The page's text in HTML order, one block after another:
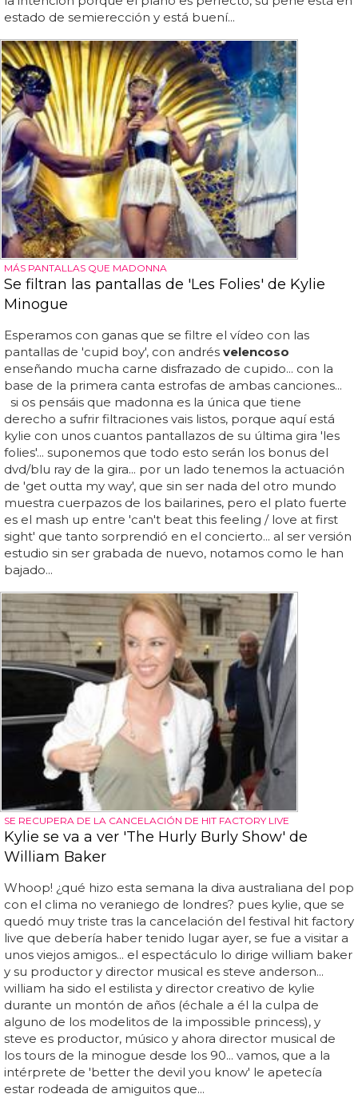
estado de semierección y está buení...
MÁS PANTALLAS QUE MADONNA
Se filtran las pantallas de 'Les Folies' de Kylie
Minogue
Esperamos con ganas que se filtre el vídeo con las
pantallas de 'cupid boy', con andrés velencoso
enseñando mucha carne disfrazado de cupido... con la
base de la primera canta estrofas de ambas canciones...
si os pensáis que madonna es la única que tiene
derecho a sufrir filtraciones vais listos, porque aquí está
kylie con unos cuantos pantallazos de su última gira 'les
folies'... suponemos que todo esto serán los bonus del
dvd/blu ray de la gira... por un lado tenemos la actuación
de 'get outta my way', que sin ser nada del otro mundo
muestra cuerpazos de los bailarines, pero el plato fuerte
es el mash up entre 'can't beat this feeling / love at first
sight' que tanto sorprendió en el concierto... al ser versión
estudio sin ser grabada de nuevo, notamos como le han
bajado...
SE RECUPERA DE LA CANCELACIÓN DE HIT FACTORY LIVE
Kylie se va a ver 'The Hurly Burly Show' de
William Baker
Whoop! ¿qué hizo esta semana la diva australiana del pop
con el clima no veraniego de londres? pues kylie, que se
quedó muy triste tras la cancelación del festival hit factory
live que debería haber tenido lugar ayer, se fue a visitar a
unos viejos amigos... el espectáculo lo dirige william baker
y su productor y director musical es steve anderson...
william ha sido el estilista y director creativo de kylie
durante un montón de años (échale a él la culpa de
alguno de los modelitos de la impossible princess), y
steve es productor, músico y ahora director musical de
los tours de la minogue desde los 90... vamos, que a la
intérprete de 'better the devil you know' le apetecía
estar rodeada de amiguitos que...